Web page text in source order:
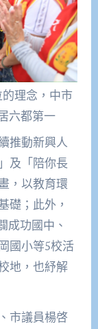
理念，中市
六都第一
推動新興人
及「陪你長
，以教育環
礎；此外，
成功國中、
國小等5校活
地，也紓解
市議員楊啓